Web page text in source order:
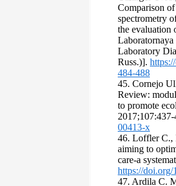
Comparison
spectrometry
the evaluation
Laboratory
Russ.)].
484-488
45. Cornejo
Review:
to promote
00413-x
46. Loffler C.,
aiming to
care-a
https://doi.org/
47. Ardila C.